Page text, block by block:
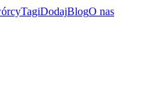
TagiDodajBlogO nas